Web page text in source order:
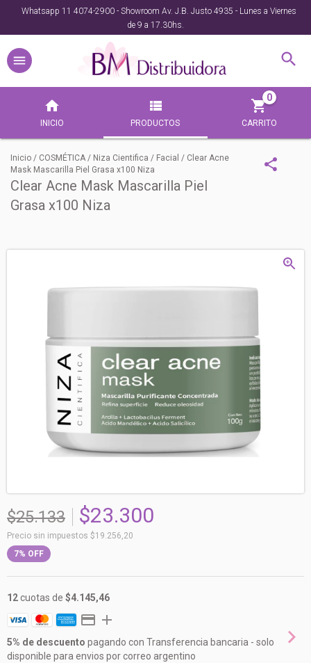
Whatsapp 11 4074-2900 - Showroom Av. J.B. Justo 4935 - Lunes a Viernes
de 9 a 17.30hs.
INICIO PRODUCTOS CARRITO
0
Inicio / COSMÉTICA / Niza Cientifica / Facial / Clear Acne
Mask Mascarilla Piel Grasa x100 Niza
Clear Acne Mask Mascarilla Piel
Grasa x100 Niza
$25.133 $23.300
Precio sin impuestos $19.256,20
7% OFF
12cuotas de $4.145,46
5% de descuento pagando con Transferencia bancaria - solo
disponible para envios por correo argentino